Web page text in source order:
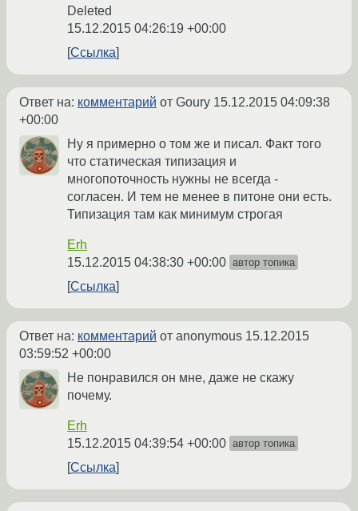
Deleted
15.12.2015 04:26:19 +00:00
Ссылка
Ответ на: комментарий от Goury 15.12.2015 04:09:38
+00:00
Ну я примерно о том же и писал. Факт того
что статическая типизация и
многопоточность нужны не всегда -
согласен. И тем не менее в питоне они есть.
Типизация там как минимум строгая
Erh
15.12.2015 04:38:30 +00:00 автор топика
Ссылка
Ответ на: комментарий от anonymous 15.12.2015
03:59:52 +00:00
Не понравился он мне, даже не скажу
почему.
Erh
15.12.2015 04:39:54 +00:00 автор топика
Ссылка